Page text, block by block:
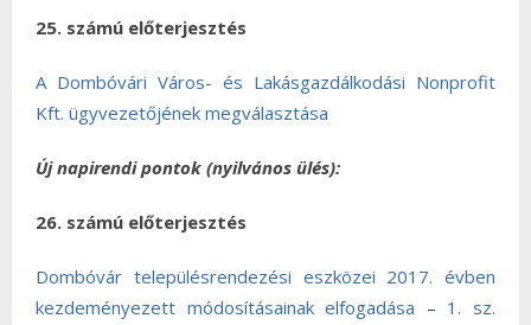
25. számú előterjesztés
A Dombóvári Város- és Lakásgazdálkodási Nonprofit
Kft. ügyvezetőjének megválasztása
Új napirendi pontok (nyilvános ülés):
26. számú előterjesztés
Dombóvár településrendezési eszközei 2017. évben
kezdeményezett módosításainak elfogadása – 1. sz.